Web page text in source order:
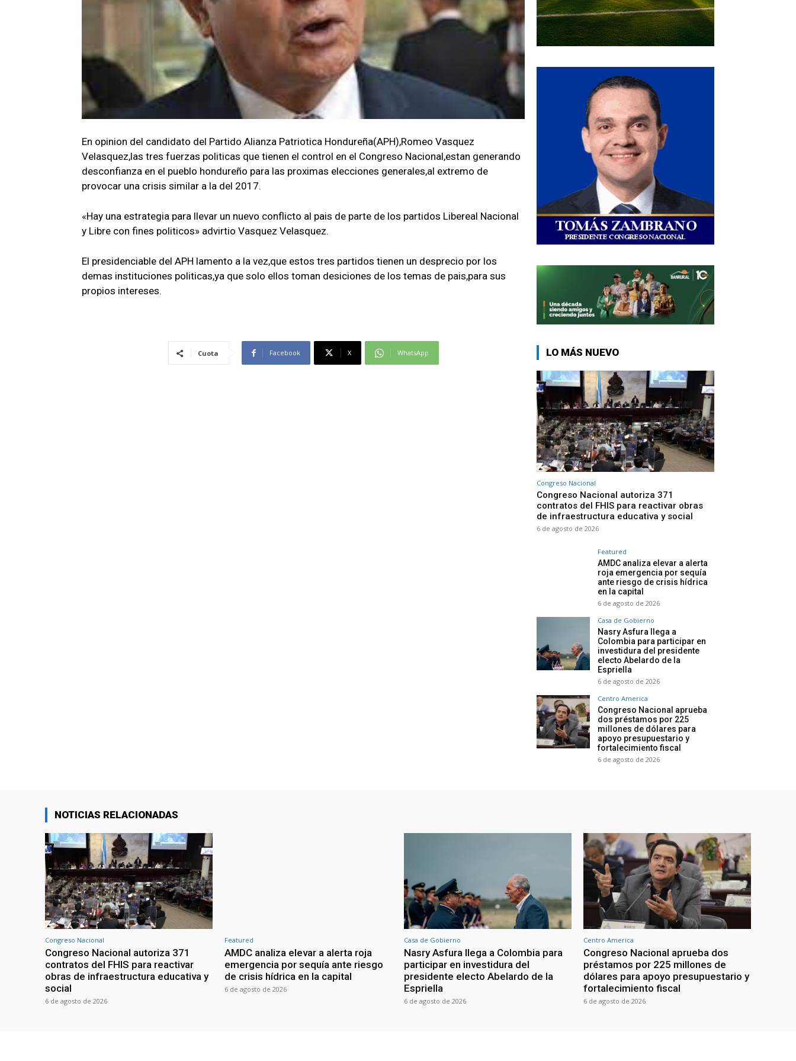
En opinion del candidato del Partido Alianza Patriotica Hondureña(APH),Romeo Vasquez
Velasquez,las tres fuerzas politicas que tienen el control en el Congreso Nacional,estan generando
desconfianza en el pueblo hondureño para las proximas elecciones generales,al extremo de
provocar una crisis similar a la del 2017.
«Hay una estrategia para llevar un nuevo conflicto al pais de parte de los partidos Libereal Nacional
y Libre con fines politicos» advirtio Vasquez Velasquez.
El presidenciable del APH lamento a la vez,que estos tres partidos tienen un desprecio por los
demas instituciones politicas,ya que solo ellos toman desiciones de los temas de pais,para sus
propios intereses.
Cuota Facebook X WhatsApp LO MÁS NUEVO
Congreso Nacional
Congreso Nacional autoriza 371
contratos del FHIS para reactivar obras
de infraestructura educativa y social
6 de agosto de 2026
Featured
AMDC analiza elevar a alerta
roja emergencia por sequía
ante riesgo de crisis hídrica
en la capital
6 de agosto de 2026
Casa de Gobierno
Nasry Asfura llega a
Colombia para participar en
investidura del presidente
electo Abelardo de la
Espriella
6 de agosto de 2026
Centro America
Congreso Nacional aprueba
dos préstamos por 225
millones de dólares para
apoyo presupuestario y
fortalecimiento fiscal
6 de agosto de 2026
NOTICIAS RELACIONADAS
Congreso Nacional
Congreso Nacional autoriza 371
contratos del FHIS para reactivar
obras de infraestructura educativa y
social
6 de agosto de 2026
Featured
AMDC analiza elevar a alerta roja
emergencia por sequía ante riesgo
de crisis hídrica en la capital
6 de agosto de 2026
Casa de Gobierno
Nasry Asfura llega a Colombia para
participar en investidura del
presidente electo Abelardo de la
Espriella
6 de agosto de 2026
Centro America
Congreso Nacional aprueba dos
préstamos por 225 millones de
dólares para apoyo presupuestario y
fortalecimiento fiscal
6 de agosto de 2026